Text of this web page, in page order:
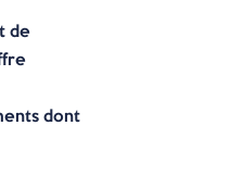
de
dont